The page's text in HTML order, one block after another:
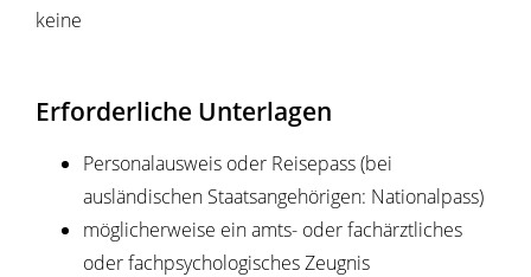
keine
Erforderliche Unterlagen
Personalausweis oder Reisepass (bei
ausländischen Staatsangehörigen: Nationalpass)
möglicherweise ein amts- oder fachärztliches
oder fachpsychologisches Zeugnis